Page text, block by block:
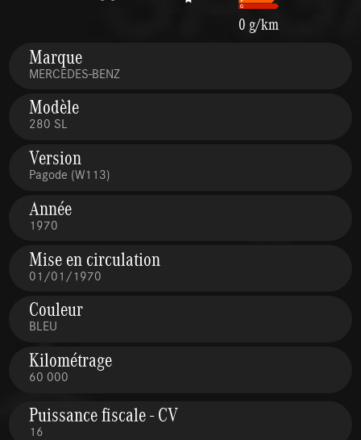
0 g/km
Marque
MERCEDES-BENZ
Modèle
280 SL
Version
Pagode (W113)
Année
1970
Mise en circulation
01/01/1970
Couleur
BLEU
Kilométrage
60 000
Puissance fiscale - CV
16